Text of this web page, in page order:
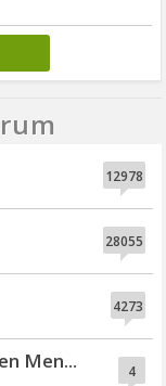
12978
28055
4273
4
Men...